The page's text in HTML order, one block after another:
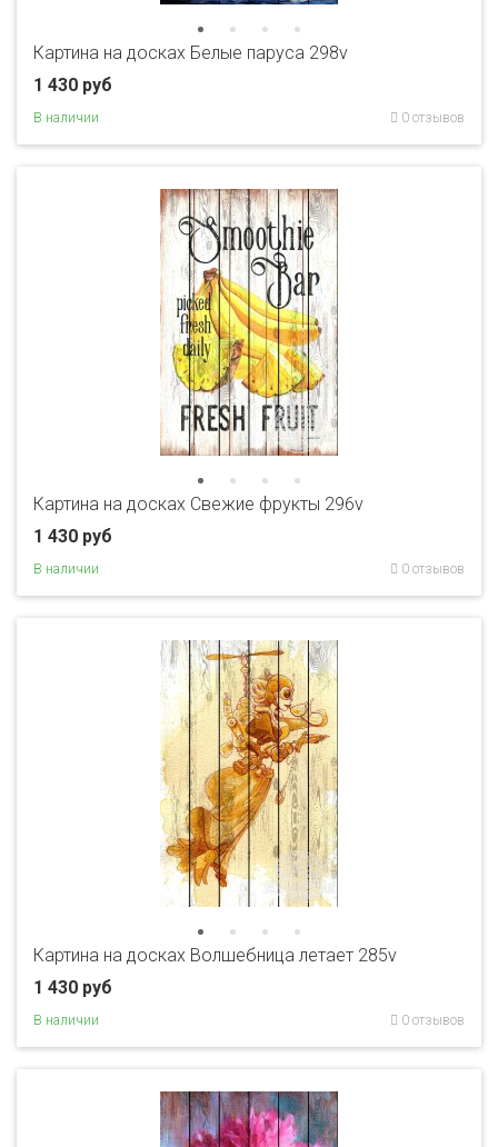
Картина на досках Белые паруса 298v
1 430 руб
В наличии 0 отзывов
Картина на досках Свежие фрукты 296v
1 430 руб
В наличии 0 отзывов
Картина на досках Волшебница летает 285v
1 430 руб
В наличии 0 отзывов